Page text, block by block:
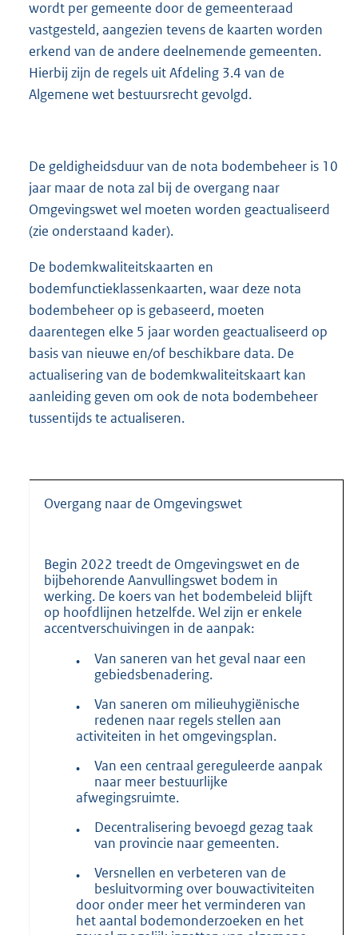
wordt per gemeente door de gemeenteraad
vastgesteld, aangezien tevens de kaarten worden
erkend van de andere deelnemende gemeenten.
Hierbij zijn de regels uit Afdeling 3.4 van de
Algemene wet bestuursrecht gevolgd.
De geldigheidsduur van de nota bodembeheer is 10
jaar maar de nota zal bij de overgang naar
Omgevingswet wel moeten worden geactualiseerd
(zie onderstaand kader).
De bodemkwaliteitskaarten en
bodemfunctieklassenkaarten, waar deze nota
bodembeheer op is gebaseerd, moeten
daarentegen elke 5 jaar worden geactualiseerd op
basis van nieuwe en/of beschikbare data. De
actualisering van de bodemkwaliteitskaart kan
aanleiding geven om ook de nota bodembeheer
tussentijds te actualiseren.
Overgang naar de Omgevingswet
Begin 2022 treedt de Omgevingswet en de
bijbehorende Aanvullingswet bodem in
werking. De koers van het bodembeleid blijft
op hoofdlijnen hetzelfde. Wel zijn er enkele
accentverschuivingen in de aanpak:
•
Van saneren van het geval naar een
gebiedsbenadering.
•
Van saneren om milieuhygiënische
redenen naar regels stellen aan
activiteiten in het omgevingsplan.
•
Van een centraal gereguleerde aanpak
naar meer bestuurlijke
afwegingsruimte.
•
Decentralisering bevoegd gezag taak
van provincie naar gemeenten.
•
Versnellen en verbeteren van de
besluitvorming over bouwactiviteiten
door onder meer het verminderen van
het aantal bodemonderzoeken en het